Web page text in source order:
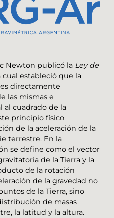
Newton publicó la Ley de
cual estableció que la
directamente
las mismas e
al cuadrado de la
principio físico
de la aceleración de la
terrestre. En la
se define como el vector
de la Tierra y la
de la rotación
de la gravedad no
de la Tierra, sino
de masas
la latitud y la altura.